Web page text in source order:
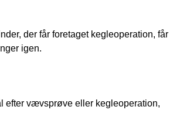
der får foretaget kegleoperation, får
igen.
efter vævsprøve eller kegleoperation,